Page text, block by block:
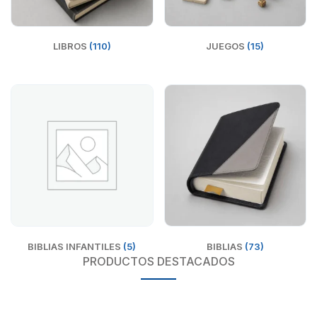
LIBROS (110) JUEGOS (15)
BIBLIAS INFANTILES (5) BIBLIAS (73)
PRODUCTOS DESTACADOS